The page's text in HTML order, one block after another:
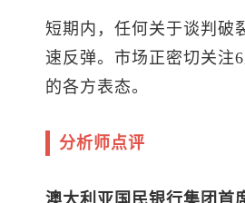
短期内，任何关于谈判破
速反弹。市场正密切关注
的各方表态。
分析师点评
澳大利亚国民银行集团首